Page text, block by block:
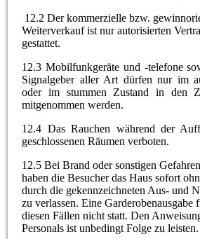
12.2 Der kommerzielle bzw.
Weiterverkauf ist nur autorisierten
gestattet.
12.3 Mobilfunkgeräte und -telefone
Signalgeber aller Art dürfen nur im
oder im stummen Zustand in den
mitgenommen werden.
12.4 Das Rauchen während der
geschlossenen Räumen verboten.
12.5 Bei Brand oder sonstigen
haben die Besucher das Haus sofort
durch die gekennzeichneten Aus- und
zu verlassen. Eine Garderobenausgabe
diesen Fällen nicht statt. Den
Personals ist unbedingt Folge zu leisten.